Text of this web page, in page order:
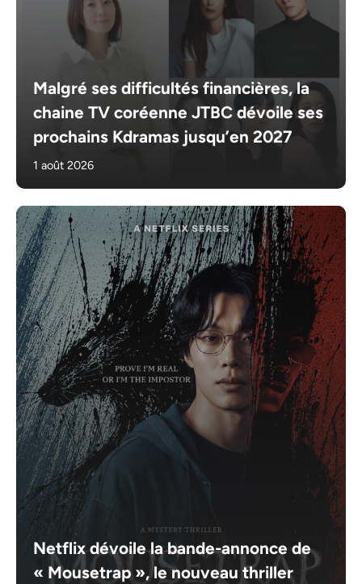
Malgré ses difficultés financières, la
chaine TV coréenne JTBC dévoile ses
prochains Kdramas jusqu’en 2027
1 août 2026
Netflix dévoile la bande-annonce de
« Mousetrap », le nouveau thriller